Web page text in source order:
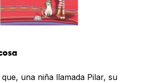
una niña llamada Pilar, su